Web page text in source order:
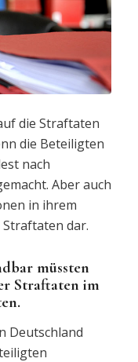
die Straftaten
die Beteiligten
nach
Aber auch
in ihrem
dar.
müssten
Straftaten im
Deutschland